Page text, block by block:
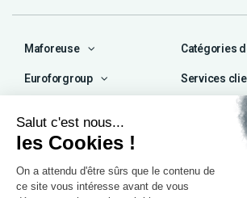
Maforeuse Catégories
Euroforgroup Services
contact@maforeuse.com
Siège social et atelier
Chassieu (69)